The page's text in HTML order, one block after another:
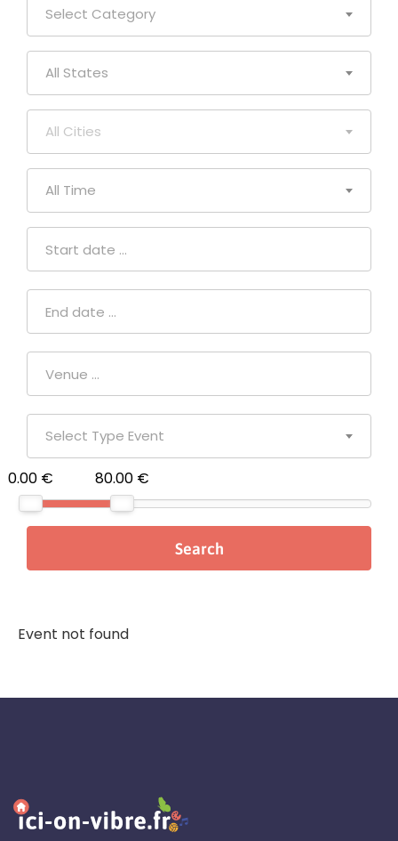
Select Category
All States
All Cities
All Time
Select Type Event
0.00 € 80.00 €
Event not found